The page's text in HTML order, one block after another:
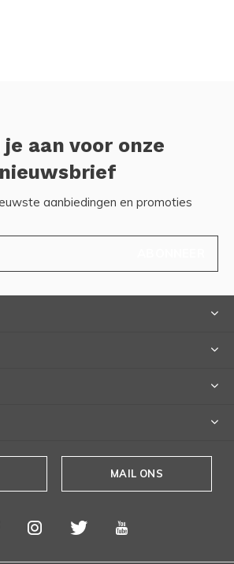
je aan voor onze
nieuwsbrief
aanbiedingen en promoties
MAIL ONS